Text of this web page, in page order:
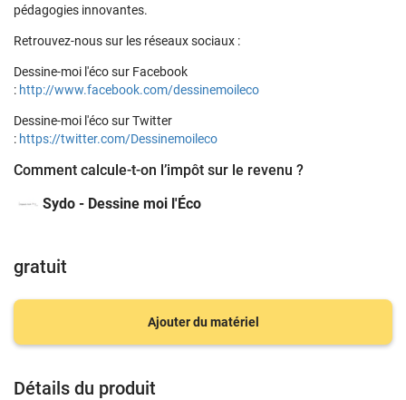
pédagogies innovantes.
Retrouvez-nous sur les réseaux sociaux :
Dessine-moi l'éco sur Facebook
: http://www.facebook.com/dessinemoileco
Dessine-moi l'éco sur Twitter
: https://twitter.com/Dessinemoileco
Comment calcule-t-on l’impôt sur le revenu ?
Sydo - Dessine moi l'Éco
gratuit
Ajouter du matériel
Détails du produit